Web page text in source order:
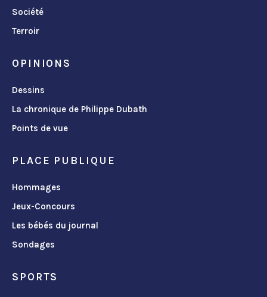
Société
Terroir
OPINIONS
Dessins
La chronique de Philippe Dubath
Points de vue
PLACE PUBLIQUE
Hommages
Jeux-Concours
Les bébés du journal
Sondages
SPORTS